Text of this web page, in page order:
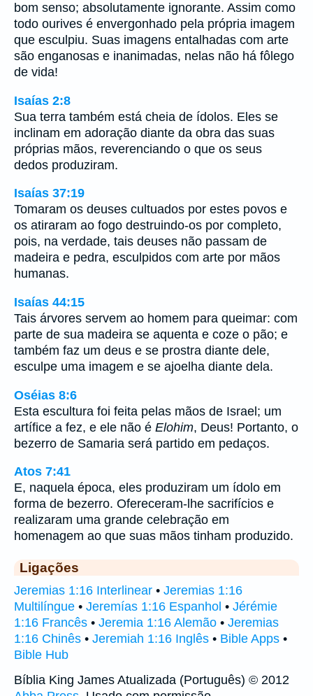
bom senso; absolutamente ignorante. Assim como
todo ourives é envergonhado pela própria imagem
que esculpiu. Suas imagens entalhadas com arte
são enganosas e inanimadas, nelas não há fôlego
de vida!
Isaías 2:8
Sua terra também está cheia de ídolos. Eles se
inclinam em adoração diante da obra das suas
próprias mãos, reverenciando o que os seus
dedos produziram.
Isaías 37:19
Tomaram os deuses cultuados por estes povos e
os atiraram ao fogo destruindo-os por completo,
pois, na verdade, tais deuses não passam de
madeira e pedra, esculpidos com arte por mãos
humanas.
Isaías 44:15
Tais árvores servem ao homem para queimar: com
parte de sua madeira se aquenta e coze o pão; e
também faz um deus e se prostra diante dele,
esculpe uma imagem e se ajoelha diante dela.
Oséias 8:6
Esta escultura foi feita pelas mãos de Israel; um
artífice a fez, e ele não é Elohim, Deus! Portanto, o
bezerro de Samaria será partido em pedaços.
Atos 7:41
E, naquela época, eles produziram um ídolo em
forma de bezerro. Ofereceram-lhe sacrifícios e
realizaram uma grande celebração em
homenagem ao que suas mãos tinham produzido.
Ligações
Jeremias 1:16 Interlinear • Jeremias 1:16
Multilíngue • Jeremías 1:16 Espanhol • Jérémie
1:16 Francês • Jeremia 1:16 Alemão • Jeremias
1:16 Chinês • Jeremiah 1:16 Inglês • Bible Apps •
Bible Hub
Bíblia King James Atualizada (Português) © 2012